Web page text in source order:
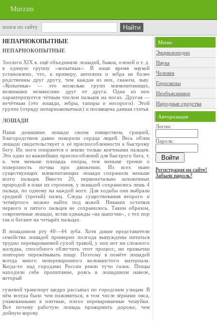
Murzim
поиск по сайту
НЕПАРНОКОПЫТНЫЕ
НЕПАРНОКОПЫТНЫЕ
Зоологи XIX в. ещё объединяли лошадей, бы­ков, оленей и т. д.
в единую группу «копыт­ных». В наше время наукой
установлено, что, к примеру, антилопа и зебра не более
родственны друг другу, чем каждая из них, скажем, льву.
«Копытные» — это несколько групп млекопитающих,
возникших независимо друг от друга. Одна из них
характеризуется чётным числом пальцев на ногах. Другая —
нечётным (это ло­шади, зебры, тапиры и носороги). Этой
группе (отряду непарнокопытных) и посвящена данная статья.
ЛОШАДИ
Наши домашние лошади своим изяществом, грацией,
благородством давно покорили сер­дца людей. Весь облик
лошади свидетельствует о её приспособленности к быстрому
бегу. Их ноги опираются о землю только кончиками пальцев.
Это одно из важнейших приспособлений для быстрого бега, т.
к. чем меньше площадь опоры, тем меньше трение о
поверхность почвы при движении. Из всех ныне
существующих мле­копитающих лошади сохранили меньше
всего пальцев. Вместо 20, первоначально заложенных
природой в план их строения, у лошадей со­хранились лишь 4
пальца, по одному на каждой ноге. Для ходьбы они выбрали
средний (третий) палец. Следы существования второго и
четвёрто­го можно найти под кожей. Никаких остатков
первого и пятого пальцев не сохранилось. Таким образом,
современные лошади, встав однажды «на цыпочки», с тех пор
так и бегают на четырёх пальцах.
В лошадином рту 40—44 зуба. Хотя дикие представители
семейства лошадей примерно пол­года вынуждены питаться
трудно переваривае­мой сухой травой, у них нет ни сложного
желуд­ка, способного облегчить этот процесс, ни при­вычки
повторно пережёвывать пищу. Поэтому в помёте лошадей
всегда много непереваренного волокнистого материала.
Когда-то над городами России реяли тучи галок. Птицы
находили себе пропитание, роясь в лошадином навозе,
который
гужевой транспорт щедро рассыпал по город­ским улицам. В
нём всегда было чем пожи­виться, в том числе зёрнами овса,
упакованными в плотные, плохо перевариваемые чешуйки.
Вот почему рабочую лошадь прокормить дороже, чем
дойную корову.
Меню
Энциклопедии
Наука
Человек
Гороскопы
Необъяснимое
Народные средства
Авторизация
Логин:
Пароль:
Регистрация на сайте!
Забыли пароль?